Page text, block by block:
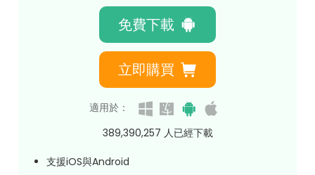
免費下載
立即購買
適用於：
389,390,262 人已經下載
支援iOS與Android